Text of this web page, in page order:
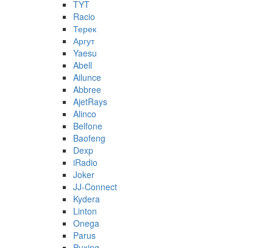
TYT
Racio
Терек
Аргут
Yaesu
Abell
Ailunce
Abbree
AjetRays
Alinco
Belfone
Baofeng
Dexp
iRadio
Joker
JJ-Connect
Kydera
Linton
Onega
Parus